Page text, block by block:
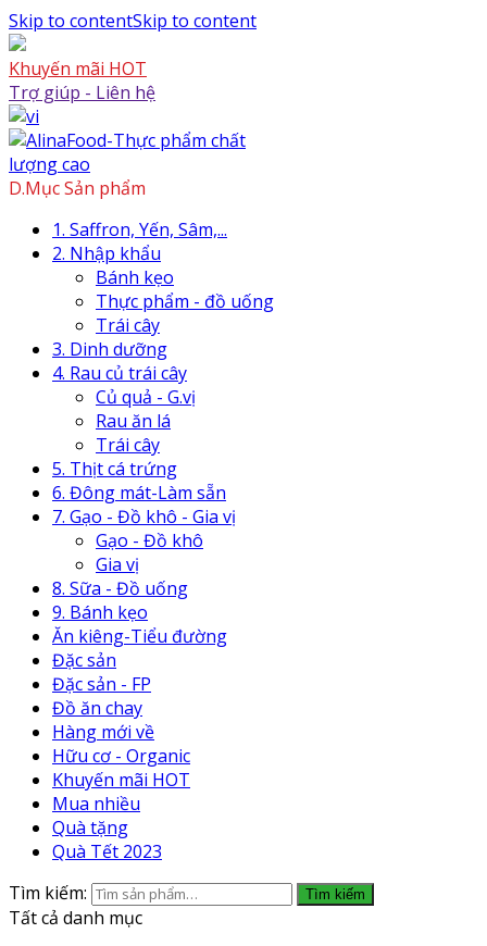
Skip to contentSkip to content
Khuyến mãi HOT
Trợ giúp - Liên hệ
D.Mục Sản phẩm
1. Saffron, Yến, Sâm,...
2. Nhập khẩu
Bánh kẹo
Thực phẩm - đồ uống
Trái cây
3. Dinh dưỡng
4. Rau củ trái cây
Củ quả - G.vị
Rau ăn lá
Trái cây
5. Thịt cá trứng
6. Đông mát-Làm sẵn
7. Gạo - Đồ khô - Gia vị
Gạo - Đồ khô
Gia vị
8. Sữa - Đồ uống
9. Bánh kẹo
Ăn kiêng-Tiểu đường
Đặc sản
Đặc sản - FP
Đồ ăn chay
Hàng mới về
Hữu cơ - Organic
Khuyến mãi HOT
Mua nhiều
Quà tặng
Quà Tết 2023
Tìm kiếm:
Tìm kiếm
Tất cả danh mục